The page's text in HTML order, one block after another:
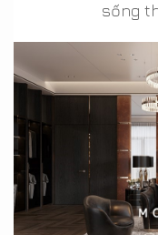
sống